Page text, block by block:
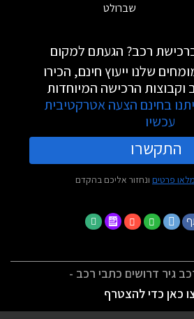
שברולט
ברכישת רכב? הגעתם למקום
שלנו ייעוץ חינם, הכירו
הרכישה המיוחדות
בחינם הצעה אטרקטיבית
עכשיו
התקשרו
מלאו פרטים ונחזור אליכם בהקדם
גיר דרושים כתבי רכב -
כאן כדי להצטרף